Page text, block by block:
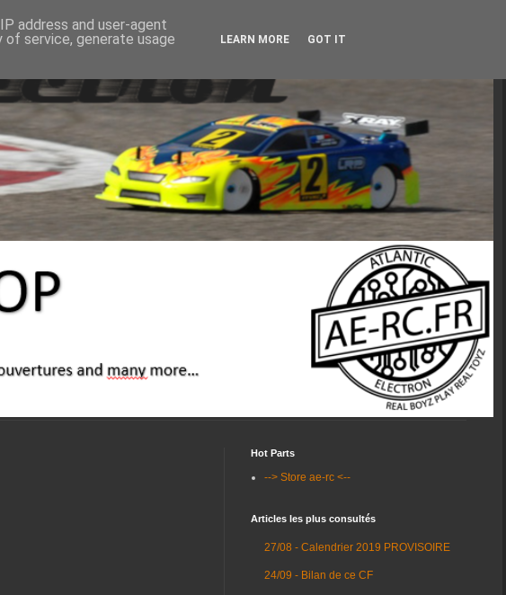
Hot Parts
--> Store ae-rc <--
Articles les plus consultés
27/08 - Calendrier 2019 PROVISOIRE
24/09 - Bilan de ce CF
address and user-agent
service, generate usage
LEARN MORE GOT IT